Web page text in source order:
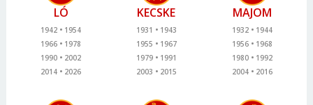
LÓ
1942
1954
1966
1978
1990
2002
2014
2026
KECSKE
1931
1943
1955
1967
1979
1991
2003
2015
MAJOM
1932
1944
1956
1968
1980
1992
2004
2016